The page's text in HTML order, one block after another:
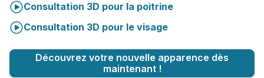
Consultation 3D pour la poitrine
Consultation 3D pour le visage
Découvrez votre nouvelle apparence dès
maintenant !